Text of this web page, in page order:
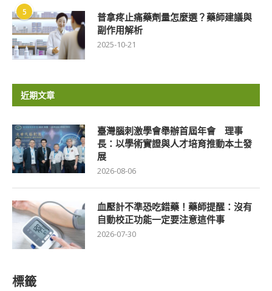
5
普拿疼止痛藥劑量怎麼選？藥師建議與
副作用解析
2025-10-21
近期文章
臺灣腦刺激學會舉辦首屆年會 理事
長：以學術實證與人才培育推動本土發
展
2026-08-06
血壓計不準恐吃錯藥！藥師提醒：沒有
自動校正功能一定要注意這件事
2026-07-30
標籤